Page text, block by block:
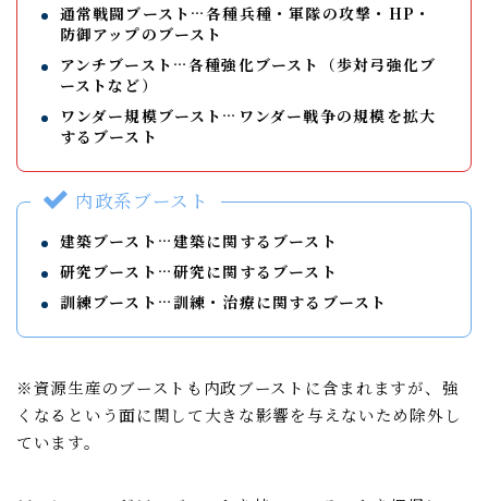
通常戦闘ブースト…各種兵種・軍隊の攻撃・HP・
防御アップのブースト
アンチブースト…各種強化ブースト（歩対弓強化ブ
ーストなど）
ワンダー規模ブースト…ワンダー戦争の規模を拡大
するブースト
内政系ブースト
建築ブースト…建築に関するブースト
研究ブースト…研究に関するブースト
訓練ブースト…訓練・治療に関するブースト
※資源生産のブーストも内政ブーストに含まれますが、強
くなるという面に関して大きな影響を与えないため除外し
ています。